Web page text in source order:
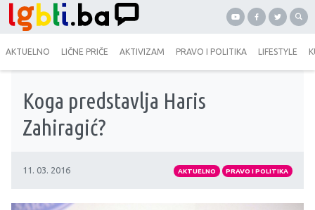
AKTUELNO LIČNE PRIČE AKTIVIZAM PRAVO I POLITIKA LIFESTYLE
Koga predstavlja Haris
Zahiragić?
11. 03. 2016 AKTUELNO PRAVO I POLITIKA